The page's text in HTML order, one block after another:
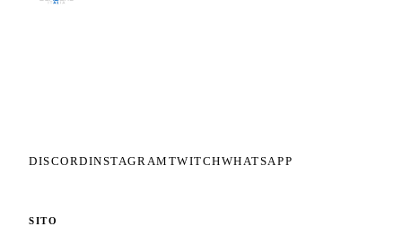
DISCORDINSTAGRAM TWITCHWHATSAPP
SITO